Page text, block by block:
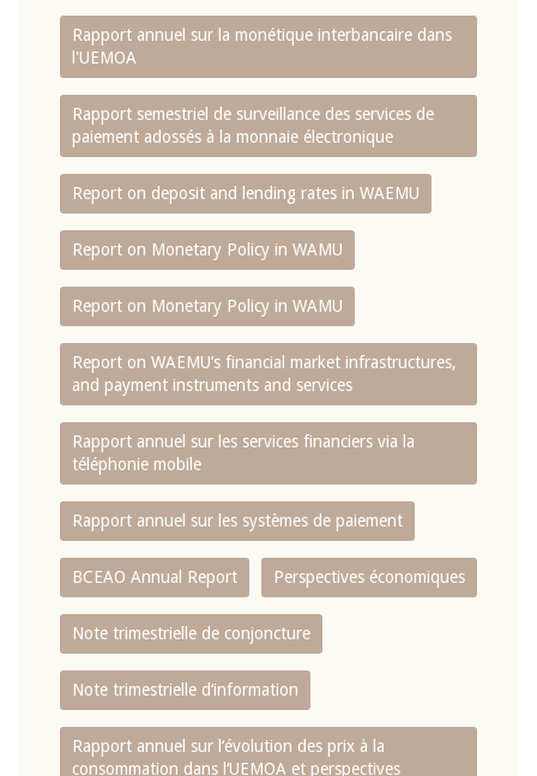
Rapport annuel sur la monétique interbancaire dans
l'UEMOA
Rapport semestriel de surveillance des services de
paiement adossés à la monnaie électronique
Report on deposit and lending rates in WAEMU
Report on Monetary Policy in WAMU
Report on Monetary Policy in WAMU
Report on WAEMU’s financial market infrastructures,
and payment instruments and services
Rapport annuel sur les services financiers via la
téléphonie mobile
Rapport annuel sur les systèmes de paiement
BCEAO Annual Report Perspectives économiques
Note trimestrielle de conjoncture
Note trimestrielle d‘information
Rapport annuel sur l‘évolution des prix à la
consommation dans l‘UEMOA et perspectives